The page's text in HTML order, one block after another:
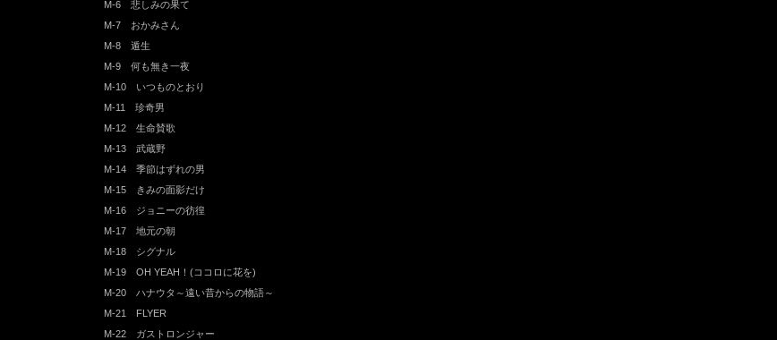
M-6 悲しみの果て
M-7 おかみさん
M-8 遁生
M-9 何も無き一夜
M-10 いつものとおり
M-11 珍奇男
M-12 生命賛歌
M-13 武蔵野
M-14 季節はずれの男
M-15 きみの面影だけ
M-16 ジョニーの彷徨
M-17 地元の朝
M-18 シグナル
M-19 OH YEAH！(ココロに花を)
M-20 ハナウタ～遠い昔からの物語～
M-21 FLYER
M-22 ガストロンジャー